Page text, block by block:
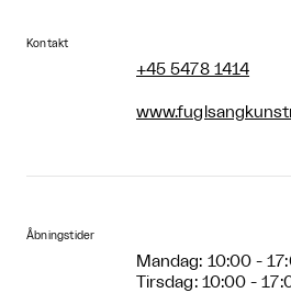
Kontakt
+45 5478 1414
Åbningstider
Mandag: 10:00 -
Tirsdag: 10:00 -